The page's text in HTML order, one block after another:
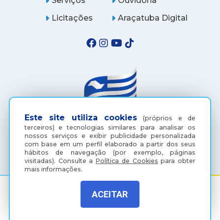
Este site utiliza cookies (próprios e de
terceiros) e tecnologias similares para analisar os
nossos serviços e exibir publicidade personalizada
com base em um perfil elaborado a partir dos seus
hábitos de navegação (por exemplo, páginas
visitadas). Consulte aPolítica de Cookies para obter
mais informações.
ACEITAR
Licitações
Araçatuba Digital
(18) 3607-6500
Rua Coelho Neto, 73, Vila São Paulo, Araçatuba - SP, CEP: